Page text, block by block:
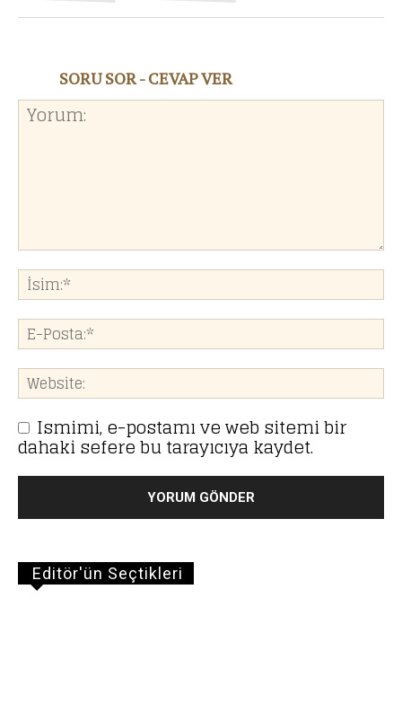
SORU SOR - CEVAP VER
Ismimi, e-postamı ve web sitemi bir
dahaki sefere bu tarayıcıya kaydet.
Editör'ün Seçtikleri